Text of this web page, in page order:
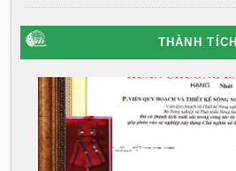
THÀNH TÍCH